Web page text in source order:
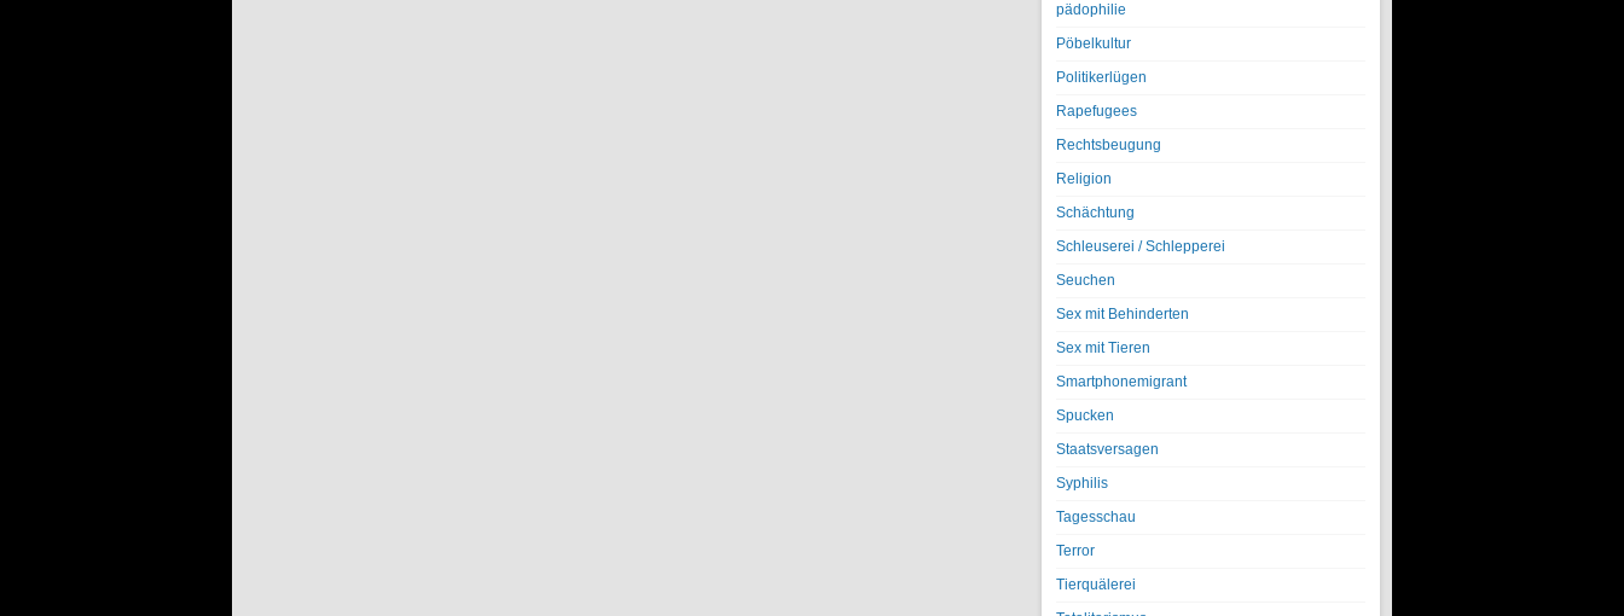
pädophilie
Pöbelkultur
Politikerlügen
Rapefugees
Rechtsbeugung
Religion
Schächtung
Schleuserei / Schlepperei
Seuchen
Sex mit Behinderten
Sex mit Tieren
Smartphonemigrant
Spucken
Staatsversagen
Syphilis
Tagesschau
Terror
Tierquälerei